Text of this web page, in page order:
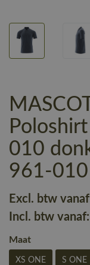
Poloshirt
010
961-010
Excl. btw
Incl. btw vanaf:
Maat
XS ONE S ONE